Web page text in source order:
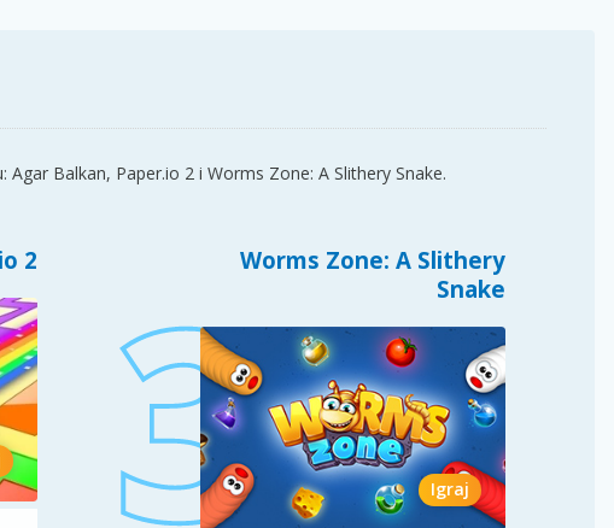
Balkan, Paper.io 2 i Worms Zone: A Slithery Snake.
2
Worms Zone: A Slithery
Snake
Igraj